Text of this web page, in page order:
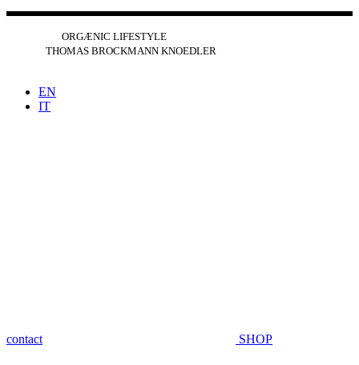
ORGÆNIC LIFESTYLE
THOMAS BROCKMANN KNOEDLER
EN
IT
contact SHOP